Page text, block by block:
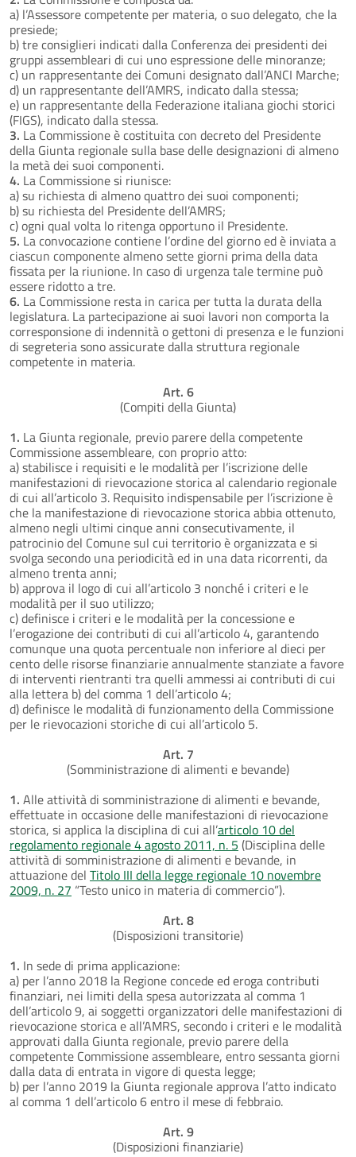
a) l’Assessore competente per materia, o suo delegato, che la
presiede;
b) tre consiglieri indicati dalla Conferenza dei presidenti dei
gruppi assembleari di cui uno espressione delle minoranze;
c) un rappresentante dei Comuni designato dall’ANCI Marche;
d) un rappresentante dell’AMRS, indicato dalla stessa;
e) un rappresentante della Federazione italiana giochi storici
(FIGS), indicato dalla stessa.
3. La Commissione è costituita con decreto del Presidente
della Giunta regionale sulla base delle designazioni di almeno
la metà dei suoi componenti.
4. La Commissione si riunisce:
a) su richiesta di almeno quattro dei suoi componenti;
b) su richiesta del Presidente dell’AMRS;
c) ogni qual volta lo ritenga opportuno il Presidente.
5. La convocazione contiene l’ordine del giorno ed è inviata a
ciascun componente almeno sette giorni prima della data
fissata per la riunione. In caso di urgenza tale termine può
essere ridotto a tre.
6. La Commissione resta in carica per tutta la durata della
legislatura. La partecipazione ai suoi lavori non comporta la
corresponsione di indennità o gettoni di presenza e le funzioni
di segreteria sono assicurate dalla struttura regionale
competente in materia.
Art. 6
(Compiti della Giunta)
1. La Giunta regionale, previo parere della competente
Commissione assembleare, con proprio atto:
a) stabilisce i requisiti e le modalità per l’iscrizione delle
manifestazioni di rievocazione storica al calendario regionale
di cui all’articolo 3. Requisito indispensabile per l’iscrizione è
che la manifestazione di rievocazione storica abbia ottenuto,
almeno negli ultimi cinque anni consecutivamente, il
patrocinio del Comune sul cui territorio è organizzata e si
svolga secondo una periodicità ed in una data ricorrenti, da
almeno trenta anni;
b) approva il logo di cui all’articolo 3 nonché i criteri e le
modalità per il suo utilizzo;
c) definisce i criteri e le modalità per la concessione e
l’erogazione dei contributi di cui all’articolo 4, garantendo
comunque una quota percentuale non inferiore al dieci per
cento delle risorse finanziarie annualmente stanziate a favore
di interventi rientranti tra quelli ammessi ai contributi di cui
alla lettera b) del comma 1 dell’articolo 4;
d) definisce le modalità di funzionamento della Commissione
per le rievocazioni storiche di cui all’articolo 5.
Art. 7
(Somministrazione di alimenti e bevande)
1. Alle attività di somministrazione di alimenti e bevande,
effettuate in occasione delle manifestazioni di rievocazione
storica, si applica la disciplina di cui all’articolo 10 del
regolamento regionale 4 agosto 2011, n. 5 (Disciplina delle
attività di somministrazione di alimenti e bevande, in
attuazione del Titolo III della legge regionale 10 novembre
2009, n. 27 “Testo unico in materia di commercio”).
Art. 8
(Disposizioni transitorie)
1. In sede di prima applicazione:
a) per l’anno 2018 la Regione concede ed eroga contributi
finanziari, nei limiti della spesa autorizzata al comma 1
dell’articolo 9, ai soggetti organizzatori delle manifestazioni di
rievocazione storica e all’AMRS, secondo i criteri e le modalità
approvati dalla Giunta regionale, previo parere della
competente Commissione assembleare, entro sessanta giorni
dalla data di entrata in vigore di questa legge;
b) per l’anno 2019 la Giunta regionale approva l’atto indicato
al comma 1 dell’articolo 6 entro il mese di febbraio.
Art. 9
(Disposizioni finanziarie)